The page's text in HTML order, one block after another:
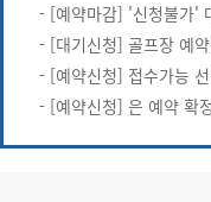
- [예약마감] '신청불가'
- [대기신청] 골프장 예
- [예약신청] 접수가능
- [예약신청] 은 예약 확